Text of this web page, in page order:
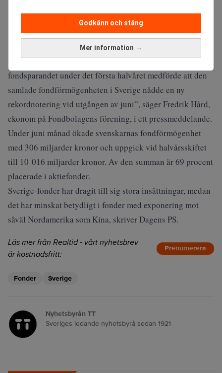
Mer information →
Godkänn och stäng
”Fortsatt nettoinflöde kombinerat med god värdetillväxt i
fondsparandet under det första halvåret medförde att den
samlade fondförmögenheten i Sverige nådde en ny
rekordnotering vid utgången av juni”, säger Fredrik Hård,
ekonom på Fondbolagens förening, i ett pressmeddelande.
Under juni månad ökade svenskarnas fondförmögenhet
med 306 miljarder kronor och uppgick vid halvårsskiftet
till 10 016 miljarder kronor. Av den summan är 69 procent
placerade i aktiefonder.
Sverige-fonder har dragit till sig stora insättningar, medan
det har minskat betydligt i fonder med exponering mot
såväl Nordamerika som Kina, skriverDagens PS.
Läs mer från Realtid - vårt nyhetsbrev
är kostnadsfritt:
Prenumerera
Fonder Sverige
Nyhetsbyrån TT
Sveriges ledande nyhetsbyrå sedan 1921